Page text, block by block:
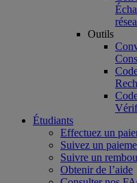
Outils
Étudiants
Effectuez un
Suivez un
Suivre un
Obtenir de l’aide